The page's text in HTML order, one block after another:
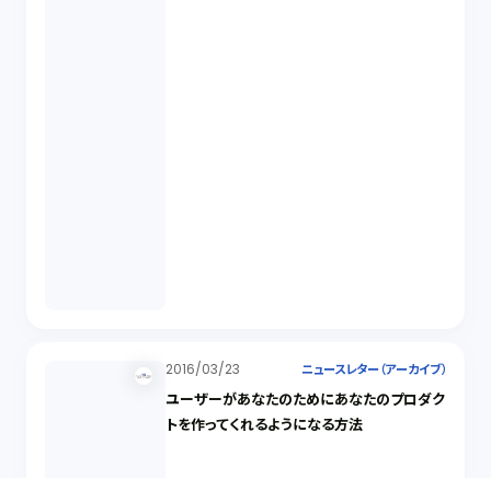
2016/03/23 ニュースレター（アーカイブ）
ユーザーがあなたのためにあなたのプロダク
トを作ってくれるようになる方法